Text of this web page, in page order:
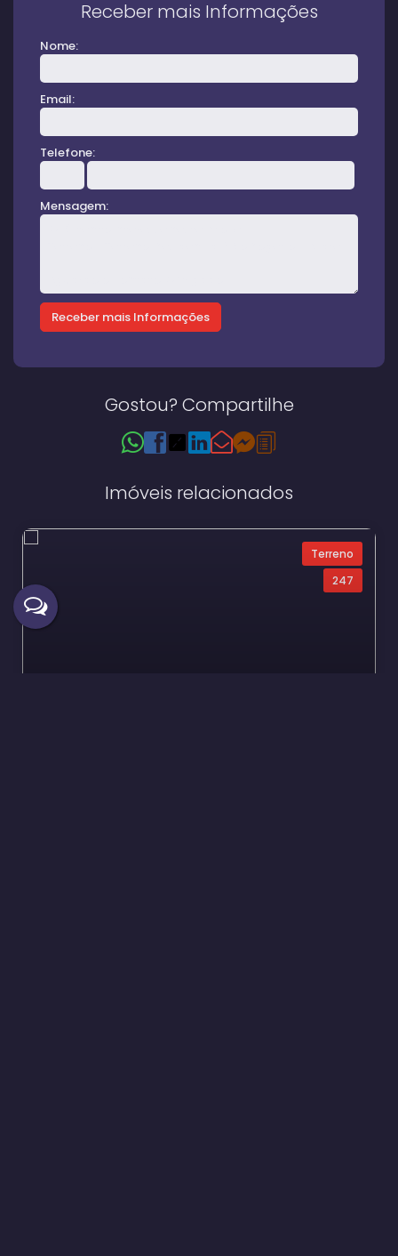
Receber mais Informações
Nome:
Email:
Telefone:
Mensagem:
Gostou? Compartilhe
Imóveis relacionados
Terreno
247